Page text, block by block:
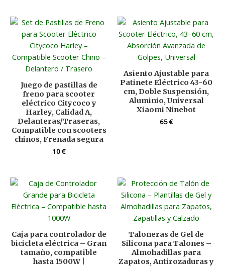
Juego de pastillas de
freno para scooter
eléctrico Citycoco y
Harley, Calidad A,
Delanteras/Traseras,
Compatible con scooters
chinos, Frenada segura
10€
Asiento Ajustable para
Patinete Eléctrico 43-60
cm, Doble Suspensión,
Aluminio, Universal
Xiaomi Ninebot
65€
Caja para controlador de
bicicleta eléctrica – Gran
tamaño, compatible
hasta 1500W |
Taloneras de Gel de
Silicona para Talones –
Almohadillas para
Zapatos, Antirozaduras y